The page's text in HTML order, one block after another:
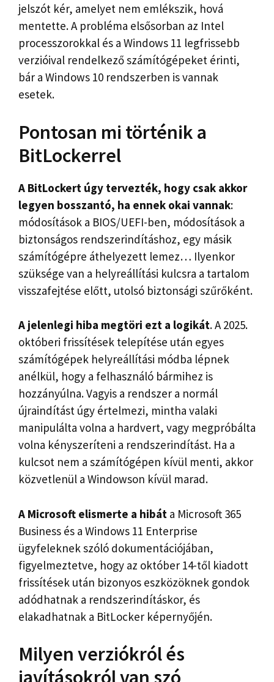
jelszót kér, amelyet nem emlékszik, hová
mentette. A probléma elsősorban az Intel
processzorokkal és a Windows 11 legfrissebb
verzióival rendelkező számítógépeket érinti,
bár a Windows 10 rendszerben is vannak
esetek.
Pontosan mi történik a
BitLockerrel
A BitLockert úgy tervezték, hogy csak akkor
legyen bosszantó, ha ennek okai vannak:
módosítások a BIOS/UEFI-ben, módosítások a
biztonságos rendszerindításhoz, egy másik
számítógépre áthelyezett lemez… Ilyenkor
szüksége van a helyreállítási kulcsra a tartalom
visszafejtése előtt, utolsó biztonsági szűrőként.
A jelenlegi hiba megtöri ezt a logikát. A 2025.
októberi frissítések telepítése után egyes
számítógépek helyreállítási módba lépnek
anélkül, hogy a felhasználó bármihez is
hozzányúlna. Vagyis a rendszer a normál
újraindítást úgy értelmezi, mintha valaki
manipulálta volna a hardvert, vagy megpróbálta
volna kényszeríteni a rendszerindítást. Ha a
kulcsot nem a számítógépen kívül menti, akkor
közvetlenül a Windowson kívül marad.
A Microsoft elismerte a hibát a Microsoft 365
Business és a Windows 11 Enterprise
ügyfeleknek szóló dokumentációjában,
figyelmeztetve, hogy az október 14-től kiadott
frissítések után bizonyos eszközöknek gondok
adódhatnak a rendszerindításkor, és
elakadhatnak a BitLocker képernyőjén.
Milyen verziókról és